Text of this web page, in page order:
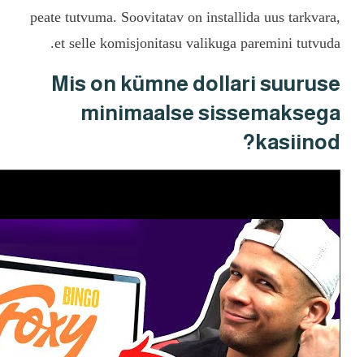
peate tutvuma.
et selle
Mis on